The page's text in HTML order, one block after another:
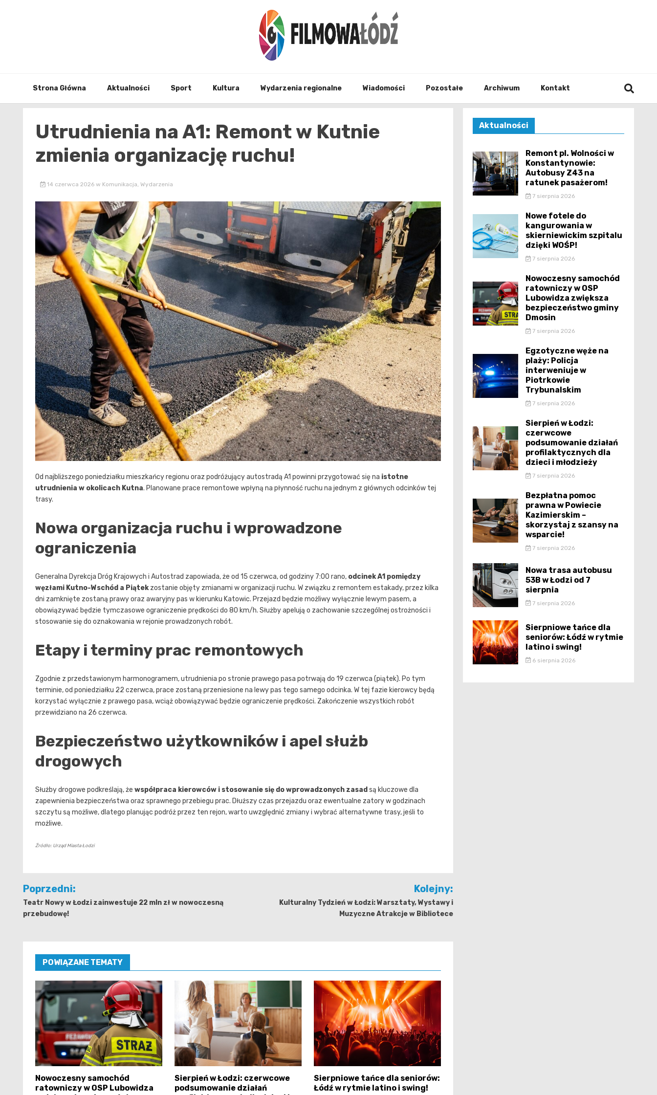
Strona Główna Aktualności Sport Kultura Wydarzenia regionalne Wiadomości Pozostałe Archiwum Kontakt
Utrudnienia na A1: Remont w Kutnie
zmienia organizację ruchu!
14 czerwca 2026 w Komunikacja, Wydarzenia
Od najbliższego poniedziałku mieszkańcy regionu oraz podróżujący autostradą A1 powinni przygotować się na istotne
utrudnienia w okolicach Kutna. Planowane prace remontowe wpłyną na płynność ruchu na jednym z głównych odcinków tej
trasy.
Nowa organizacja ruchu i wprowadzone
ograniczenia
Generalna Dyrekcja Dróg Krajowych i Autostrad zapowiada, że od 15 czerwca, od godziny 7:00 rano, odcinek A1 pomiędzy
węzłami Kutno-Wschód a Piątekzostanie objęty zmianami w organizacji ruchu. W związku z remontem estakady, przez kilka
dni zamknięte zostaną prawy oraz awaryjny pas w kierunku Katowic. Przejazd będzie możliwy wyłącznie lewym pasem, a
obowiązywać będzie tymczasowe ograniczenie prędkości do 80 km/h. Służby apelują o zachowanie szczególnej ostrożności i
stosowanie się do oznakowania w rejonie prowadzonych robót.
Etapy i terminy prac remontowych
Zgodnie z przedstawionym harmonogramem, utrudnienia po stronie prawego pasa potrwają do 19 czerwca (piątek). Po tym
terminie, od poniedziałku 22 czerwca, prace zostaną przeniesione na lewy pas tego samego odcinka. W tej fazie kierowcy będą
korzystać wyłącznie z prawego pasa, wciąż obowiązywać będzie ograniczenie prędkości. Zakończenie wszystkich robót
przewidziano na 26 czerwca.
Bezpieczeństwo użytkowników i apel służb
drogowych
Służby drogowe podkreślają, że współpraca kierowców i stosowanie się do wprowadzonych zasadsą kluczowe dla
zapewnienia bezpieczeństwa oraz sprawnego przebiegu prac. Dłuższy czas przejazdu oraz ewentualne zatory w godzinach
szczytu są możliwe, dlatego planując podróż przez ten rejon, warto uwzględnić zmiany i wybrać alternatywne trasy, jeśli to
możliwe.
Źródło: Urząd Miasta Łodzi
Nawigacja
wpisu
Poprzedni:
Teatr Nowy w Łodzi zainwestuje 22 mln zł w nowoczesną
przebudowę!
Kolejny:
Kulturalny Tydzień w Łodzi: Warsztaty, Wystawy i
Muzyczne Atrakcje w Bibliotece
POWIĄZANE TEMATY
Nowoczesny samochód
ratowniczy w OSP Lubowidza
Sierpień w Łodzi: czerwcowe
podsumowanie działań
Sierpniowe tańce dla seniorów:
Łódź w rytmie latino i swing!
Aktualności
Remont pl. Wolności w
Konstantynowie:
Autobusy Z43 na
ratunek pasażerom!
7 sierpnia 2026
Nowe fotele do
kangurowania w
skierniewickim szpitalu
dzięki WOŚP!
7 sierpnia 2026
Nowoczesny samochód
ratowniczy w OSP
Lubowidza zwiększa
bezpieczeństwo gminy
Dmosin
7 sierpnia 2026
Egzotyczne węże na
plaży: Policja
interweniuje w
Piotrkowie
Trybunalskim
7 sierpnia 2026
Sierpień w Łodzi:
czerwcowe
podsumowanie działań
profilaktycznych dla
dzieci i młodzieży
7 sierpnia 2026
Bezpłatna pomoc
prawna w Powiecie
Kazimierskim –
skorzystaj z szansy na
wsparcie!
7 sierpnia 2026
Nowa trasa autobusu
53B w Łodzi od 7
sierpnia
7 sierpnia 2026
Sierpniowe tańce dla
seniorów: Łódź w rytmie
latino i swing!
6 sierpnia 2026